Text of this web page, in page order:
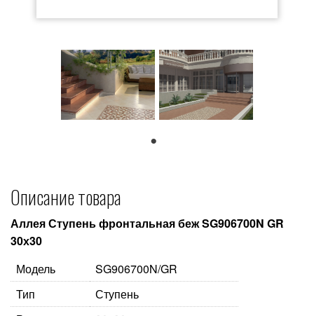
Описание товара
Аллея Ступень фронтальная беж SG906700N GR
30х30
Модель
SG906700N/GR
Тип
Ступень